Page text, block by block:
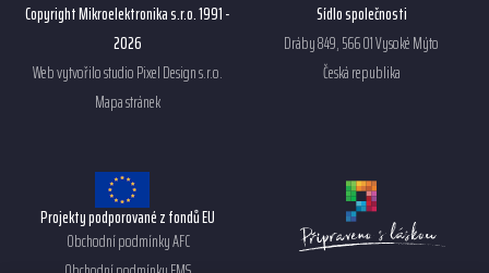
Copyright Mikroelektronika s.r.o. 1991 -
2026
Web vytvořilo studioPixel Design s.r.o.
Mapa stránek
Sídlo společnosti
Dráby 849, 566 01 Vysoké Mýto
Česká republika
Projekty podporované z fondů EU
Obchodní podmínky AFC